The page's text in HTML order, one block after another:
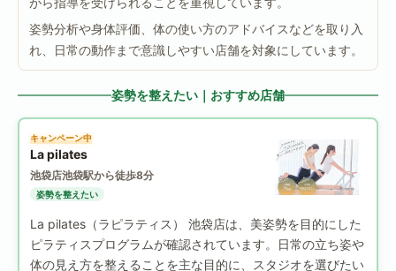
姿勢分析や身体評価、体の使い方のアドバイスなどを取り入
れ、日常の動作まで意識しやすい店舗を対象にしています。
姿勢を整えたい｜おすすめ店舗
キャンペーン中
La pilates
池袋店池袋駅から徒歩8分
姿勢を整えたい
La pilates（ラピラティス） 池袋店は、美姿勢を目的にした
ピラティスプログラムが確認されています。日常の立ち姿や
体の見え方を整えることを主な目的に、スタジオを選びたい